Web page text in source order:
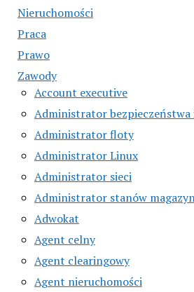
Nieruchomości
Praca
Prawo
Zawody
Account executive
Administrator
Administrator floty
Administrator Linux
Administrator sieci
Administrator stanów
Adwokat
Agent celny
Agent clearingowy
Agent nieruchomości